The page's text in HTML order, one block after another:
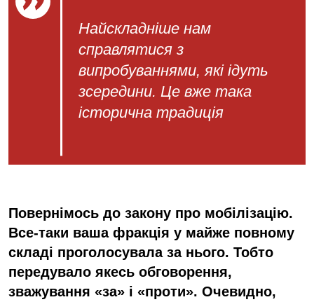
Найскладніше нам
справлятися з
випробуваннями, які ідуть
зсередини. Це вже така
історична традиція
Повернімось до закону про мобілізацію.
Все-таки ваша фракція у майже повному
складі проголосувала за нього. Тобто
передувало якесь обговорення,
зважування «за» і «проти». Очевидно,